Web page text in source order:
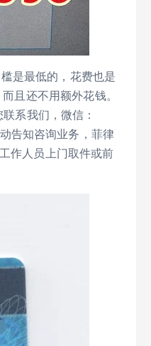
是最低的，花费也是
且还不用额外花钱。
系我们，微信：
告知咨询业务，菲律
作人员上门取件或前